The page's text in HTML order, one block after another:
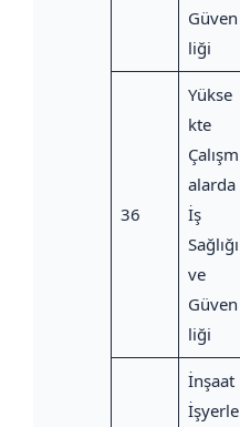
Güven
liği
36
Yükse
kte
Çalışm
alarda
İş
Sağlığı
ve
Güven
liği
İnşaat
İşyerle